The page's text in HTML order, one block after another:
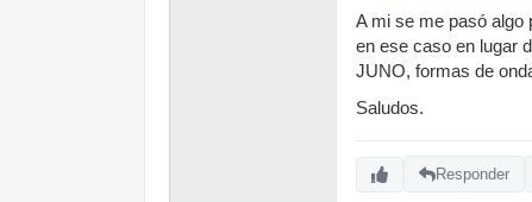
A mi se me pasó algo
en ese caso en lugar
JUNO, formas de
Saludos.
Responder